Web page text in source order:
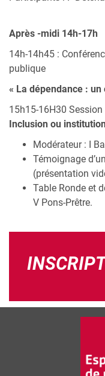
Après -midi 14h-17h
14h-14h45 :
publique
« La dépendance : un
15h15-16H30 Session
Inclusion ou
Modérateur : I
Témoignage
(présentation
Table Ronde et
V Pons-Prêtre.